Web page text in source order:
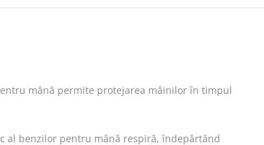
mână permite protejarea mâinilor în timpul
al benzilor pentru mână respiră, îndepărtând